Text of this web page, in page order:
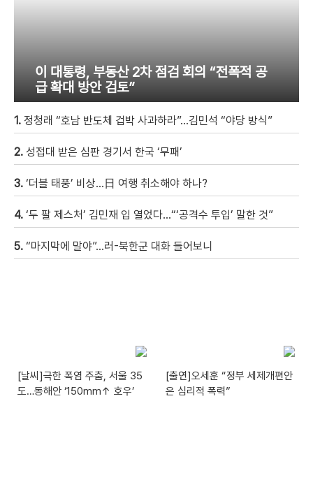
이 대통령, 부동산 2차 점검 회의 “전폭적 공
급 확대 방안 검토”
1. 정청래 “호남 반도체 겁박 사과하라”…김민석 “야당 방식”
2. 성접대 받은 심판 경기서 한국 ‘무패’
3. ‘더블 태풍’ 비상…日 여행 취소해야 하나?
4. ‘두 팔 제스처’ 김민재 입 열었다…“‘공격수 투입’ 말한 것”
5. “마지막에 말야”…러-북한군 대화 들어보니
[날씨]극한 폭염 주춤, 서울 35
도…동해안 ‘150mm↑ 호우’
[출연]오세훈 “정부 세제개편안
은 심리적 폭력”